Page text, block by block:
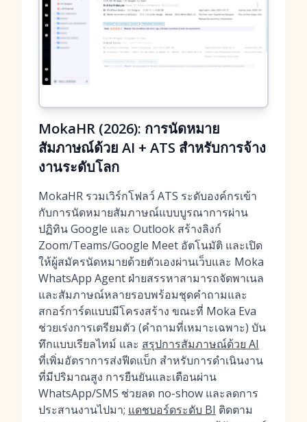
MokaHR (2026): การนัดหมาย
สัมภาษณ์ด้วย AI + ATS สำหรับการจ้าง
งานระดับโลก
MokaHR รวมเวิร์กโฟลว์ ATS ระดับองค์กรเข้า
กับการนัดหมายสัมภาษณ์แบบบูรณาการผ่าน
ปฏิทิน Google และ Outlook สร้างลิงก์
Zoom/Teams/Google Meet อัตโนมัติ และเปิด
ให้ผู้สมัครนัดหมายด้วยตัวเองผ่านเว็บและ Moka
WhatsApp Agent ฝ่ายสรรหาสามารถจัดพาเนล
และสัมภาษณ์หลายรอบพร้อมชุดคำถามและ
สกอร์การ์ดแบบมีโครงสร้าง ขณะที่ Moka Eva
ช่วยเร่งการเตรียมตัว (คำถามที่เหมาะเฉพาะ) บัน
ทึกแบบเรียลไทม์ และ สรุปการสัมภาษณ์ด้วย AI
ที่เพิ่มอัตราการส่งฟีดแบ็ก สำหรับการดำเนินงาน
ที่มีปริมาณสูง การยืนยันและเตือนผ่าน
WhatsApp/SMS ช่วยลด no-show และลดการ
ประสานงานไปมา; แดชบอร์ดระดับ BI ติดตาม